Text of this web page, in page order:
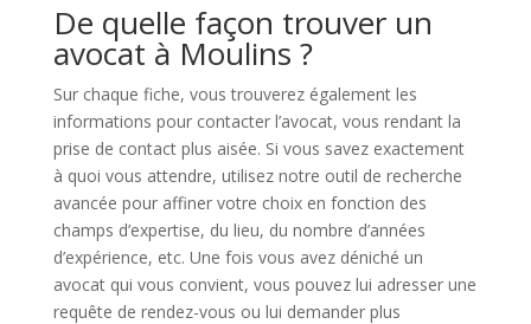
De quelle façon trouver un
avocat à Moulins ?
Sur chaque fiche, vous trouverez également les
informations pour contacter l’avocat, vous rendant la
prise de contact plus aisée. Si vous savez exactement
à quoi vous attendre, utilisez notre outil de recherche
avancée pour affiner votre choix en fonction des
champs d’expertise, du lieu, du nombre d’années
d’expérience, etc. Une fois vous avez déniché un
avocat qui vous convient, vous pouvez lui adresser une
requête de rendez-vous ou lui demander plus